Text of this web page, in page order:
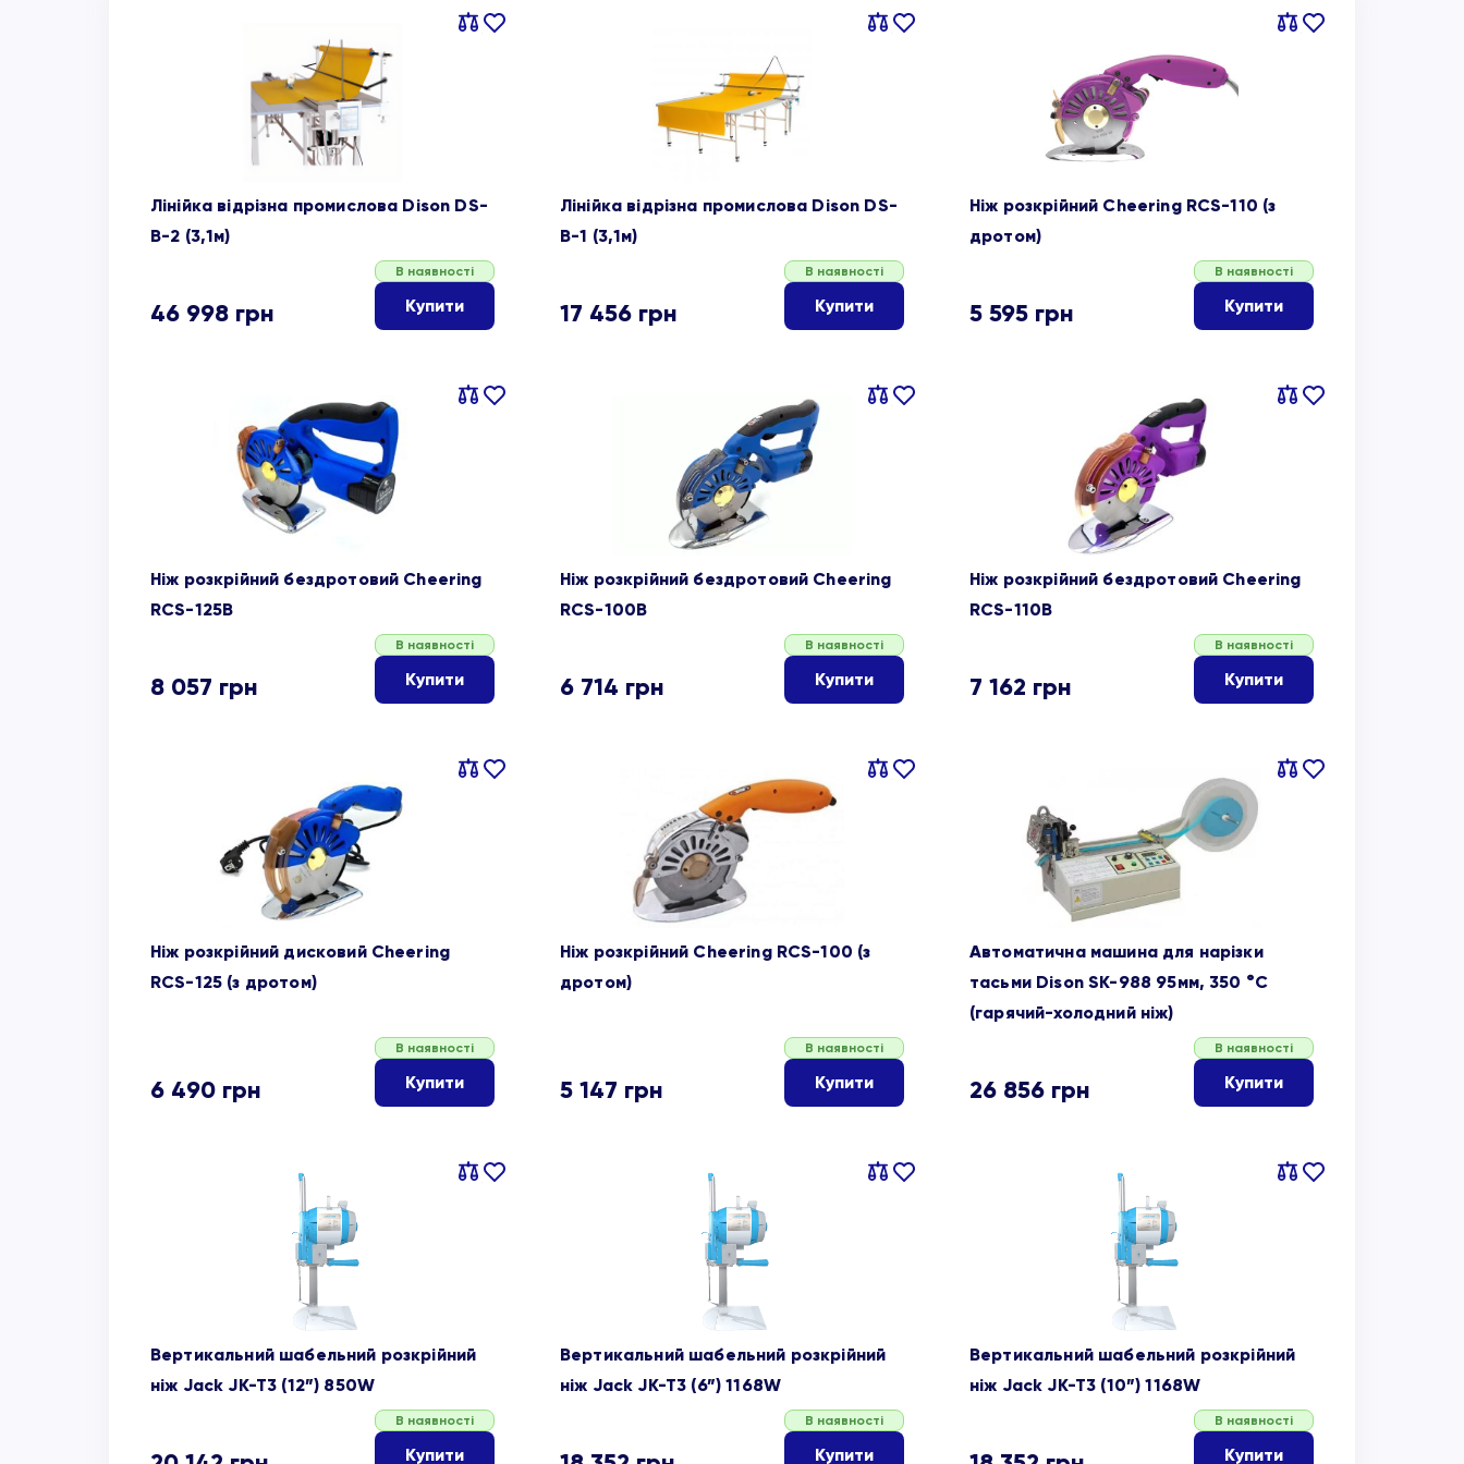
Порівняти
В
Лінійка відрізна промислова Dison DS-
B-2 (3,1м)
46 998 грн
В наявності
Купити
Порівняти
В
Лінійка відрізна промислова Dison DS-
B-1 (3,1м)
17 456 грн
В наявності
Купити
Порівняти
В
Ніж розкрійний Cheering RCS-110 (з
дротом)
5 595 грн
В наявності
Купити
Порівняти
В
Ніж розкрійний бездротовий Cheering
RCS-125B
8 057 грн
В наявності
Купити
Порівняти
В
Ніж розкрійний бездротовий Cheering
RCS-100B
6 714 грн
В наявності
Купити
Порівняти
В
Ніж розкрійний бездротовий Cheering
RCS-110B
7 162 грн
В наявності
Купити
Порівняти
В
Ніж розкрійний дисковий Cheering
RCS-125 (з дротом)
6 490 грн
В наявності
Купити
Порівняти
В
Ніж розкрійний Cheering RCS-100 (з
дротом)
5 147 грн
В наявності
Купити
Порівняти
В
Автоматична машина для нарізки
тасьми Dison SK-988 95мм, 350 °C
(гарячий-холодний ніж)
26 856 грн
В наявності
Купити
Порівняти
В
Вертикальний шабельний розкрійний
ніж Jack JK-T3 (12”) 850W
В наявності
Купити
Порівняти
В
Вертикальний шабельний розкрійний
ніж Jack JK-T3 (6”) 1168W
В наявності
Купити
Порівняти
В
Вертикальний шабельний розкрійний
ніж Jack JK-T3 (10”) 1168W
В наявності
Купити